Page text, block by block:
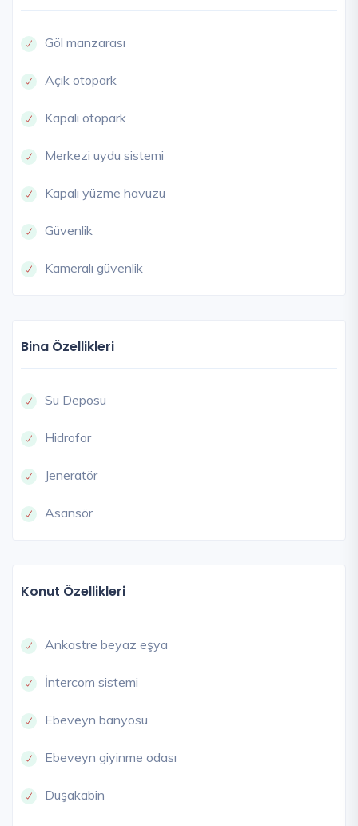
Göl manzarası
Açık otopark
Kapalı otopark
Merkezi uydu sistemi
Kapalı yüzme havuzu
Güvenlik
Kameralı güvenlik
Bina Özellikleri
Su Deposu
Hidrofor
Jeneratör
Asansör
Konut Özellikleri
Ankastre beyaz eşya
İntercom sistemi
Ebeveyn banyosu
Ebeveyn giyinme odası
Duşakabin